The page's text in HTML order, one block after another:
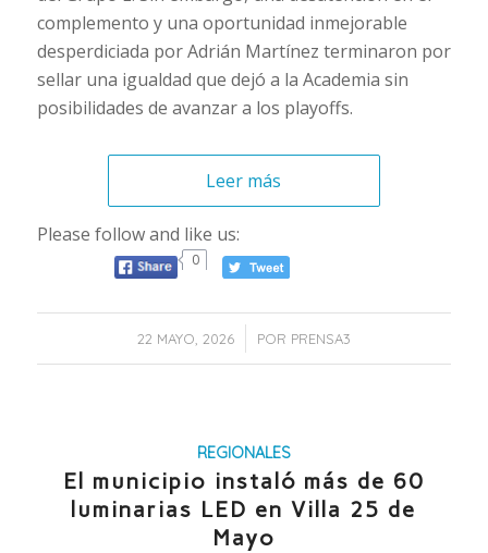
complemento y una oportunidad inmejorable
desperdiciada por Adrián Martínez terminaron por
sellar una igualdad que dejó a la Academia sin
posibilidades de avanzar a los playoffs.
Leer más
Please follow and like us:
0
22 MAYO, 2026
/ POR PRENSA3
REGIONALES
El municipio instaló más de 60
luminarias LED en Villa 25 de
Mayo